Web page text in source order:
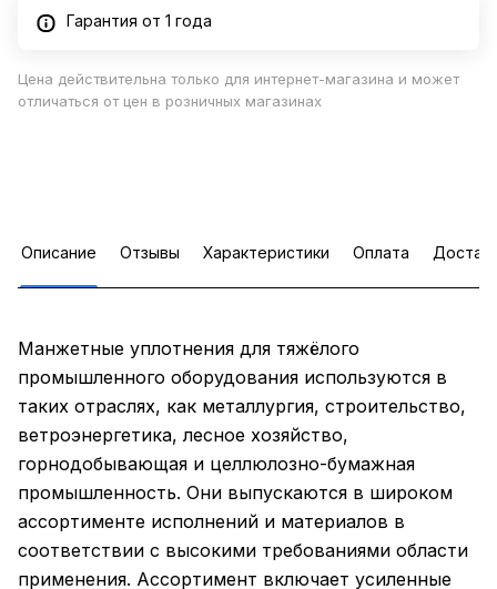
Гарантия от 1 года
Цена действительна только для интернет-магазина и может
отличаться от цен в розничных магазинах
Описание Отзывы Характеристики Оплата
Манжетные уплотнения для тяжёлого
промышленного оборудования используются в
таких отраслях, как металлургия, строительство,
ветроэнергетика, лесное хозяйство,
горнодобывающая и целлюлозно-бумажная
промышленность. Они выпускаются в широком
ассортименте исполнений и материалов в
соответствии с высокими требованиями области
применения. Ассортимент включает усиленные